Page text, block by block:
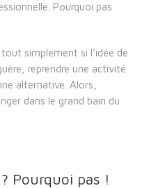
Pourquoi pas
simplement si l’idée de
reprendre une activité
alternative. Alors,
dans le grand bain du
Pourquoi pas !